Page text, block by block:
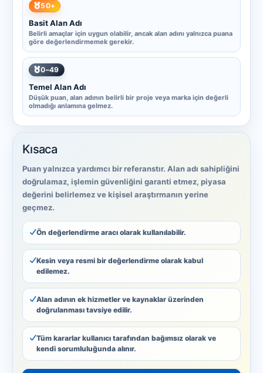
50+
Basit Alan Adı
Belirli amaçlar için uygun olabilir, ancak alan adını yalnızca puana
göre değerlendirmemek gerekir.
0–49
Temel Alan Adı
Düşük puan, alan adının belirli bir proje veya marka için değerli
olmadığı anlamına gelmez.
Kısaca
Puan yalnızca yardımcı bir referanstır. Alan adı sahipliğini
doğrulamaz, işlemin güvenliğini garanti etmez, piyasa
değerini belirlemez ve kişisel araştırmanın yerine
geçmez.
Ön değerlendirme aracı olarak kullanılabilir.
Kesin veya resmi bir değerlendirme olarak kabul
edilemez.
Alan adının ek hizmetler ve kaynaklar üzerinden
doğrulanması tavsiye edilir.
Tüm kararlar kullanıcı tarafından bağımsız olarak ve
kendi sorumluluğunda alınır.